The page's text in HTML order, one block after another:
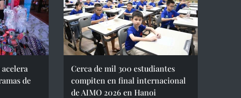
de
Cerca de mil 300 estudiantes
compiten en final internacional
de AIMO 2026 en Hanoi